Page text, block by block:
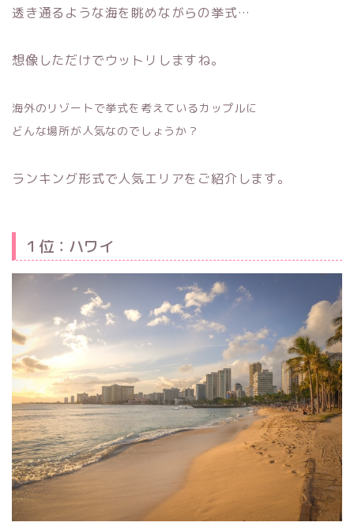
透き通るような海を眺めながらの挙式…
想像しただけでウットリしますね。
海外のリゾートで挙式を考えているカップルに
どんな場所が人気なのでしょうか？
ランキング形式で人気エリアをご紹介します。
１位：ハワイ